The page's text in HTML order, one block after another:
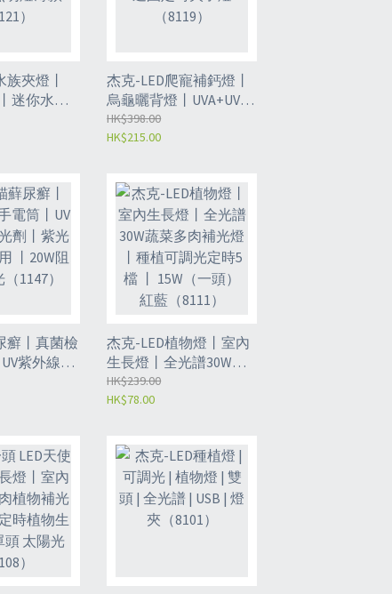
夾燈丨
迷你水草
度水族照
）
杰克-LED爬寵補鈣燈丨
烏龜曬背燈丨UVA+UVB
全光譜燈丨迴圈定時夾
子燈（8119）
HK$398.00
HK$215.00
癬丨真菌檢
紫外線螢
鈔燈專用
擾光
杰克-LED植物燈丨室內
生長燈丨全光譜30W蔬
菜多肉補光燈丨種植可
調光定時5檔 丨
HK$239.00
HK$78.00